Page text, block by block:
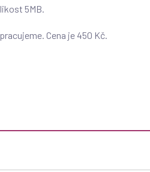
5MB.
Cena je 450 Kč.